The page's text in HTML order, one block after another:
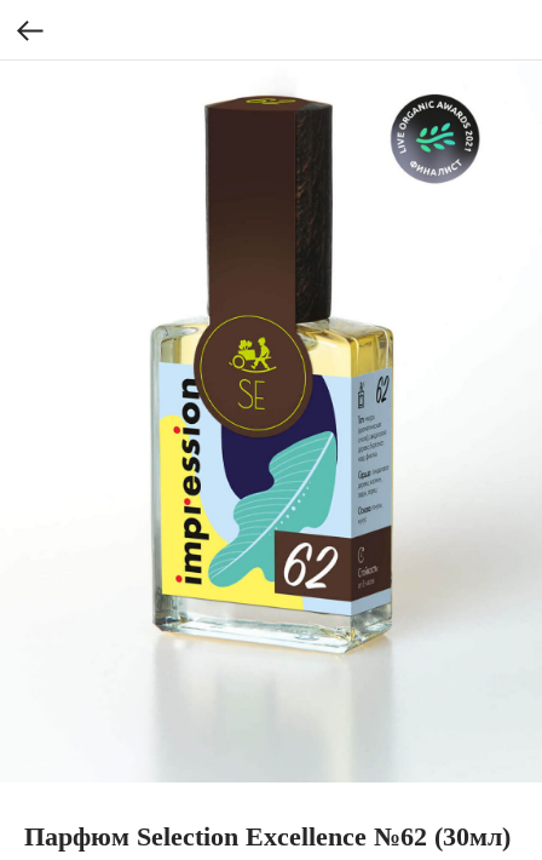
Парфюм Selection Excellence №62 (30мл)